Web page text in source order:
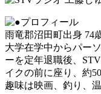
雨竜郡沼田町出身 74
大学在学中からパー
ーを定年退職後、
イクの前に座り、約
趣味は映画、釣り、温